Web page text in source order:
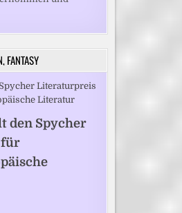
FANTASY
den Spycher
für